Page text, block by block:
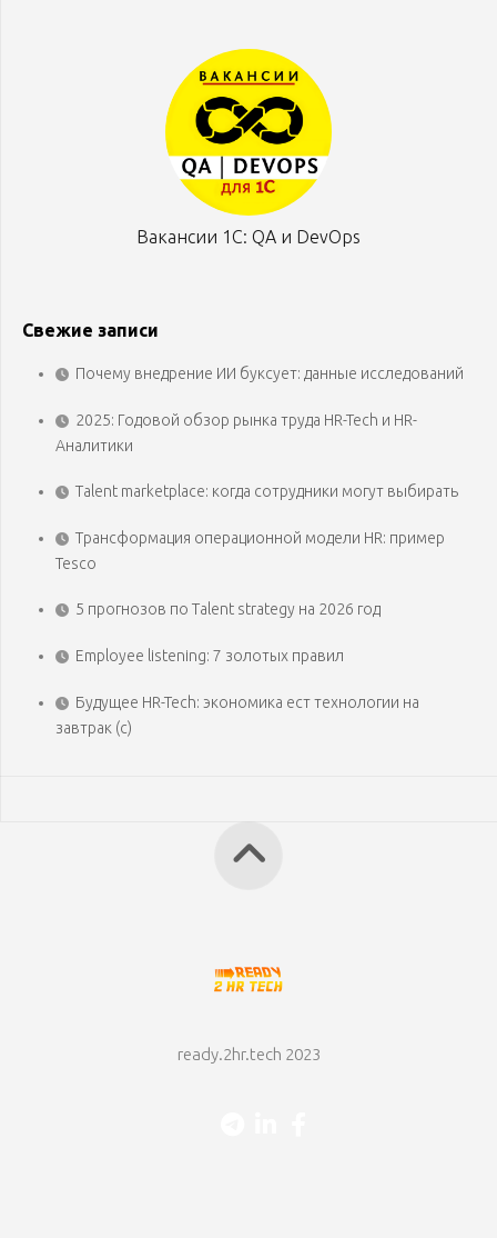
Вакансии 1С: QA и DevOps
Свежие записи
Почему внедрение ИИ буксует: данные исследований
2025: Годовой обзор рынка труда HR-Tech и HR-
Аналитики
Talent marketplace: когда сотрудники могут выбирать
Трансформация операционной модели HR: пример
Tesco
5 прогнозов по Talent strategy на 2026 год
Employee listening: 7 золотых правил
Будущее HR-Tech: экономика ест технологии на
завтрак (с)
ready.2hr.tech 2023